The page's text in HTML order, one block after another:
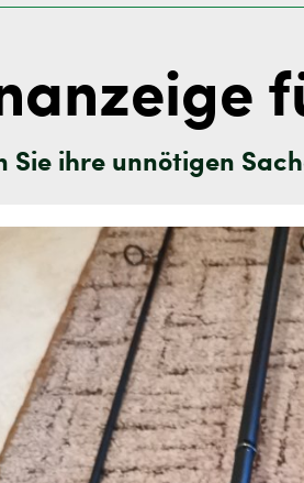
Sie ihre unnötigen